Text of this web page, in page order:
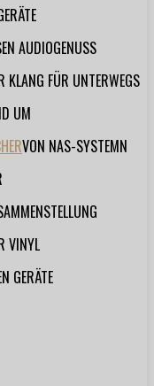
AUDIOGENUSS
KLANG FÜR UNTERWEGS
UM
VON NAS-SYSTEMN
VINYL
GERÄTE